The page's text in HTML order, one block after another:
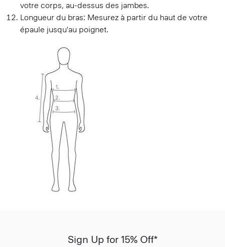
votre corps, au-dessus des jambes.
Longueur du bras: Mesurez à partir du haut de votre
épaule jusqu'au poignet.
Sign Up for 15% Off*